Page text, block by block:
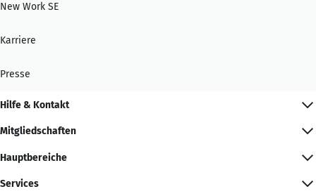
New Work SE
Karriere
Presse
Hilfe & Kontakt
Mitgliedschaften
Hauptbereiche
Services